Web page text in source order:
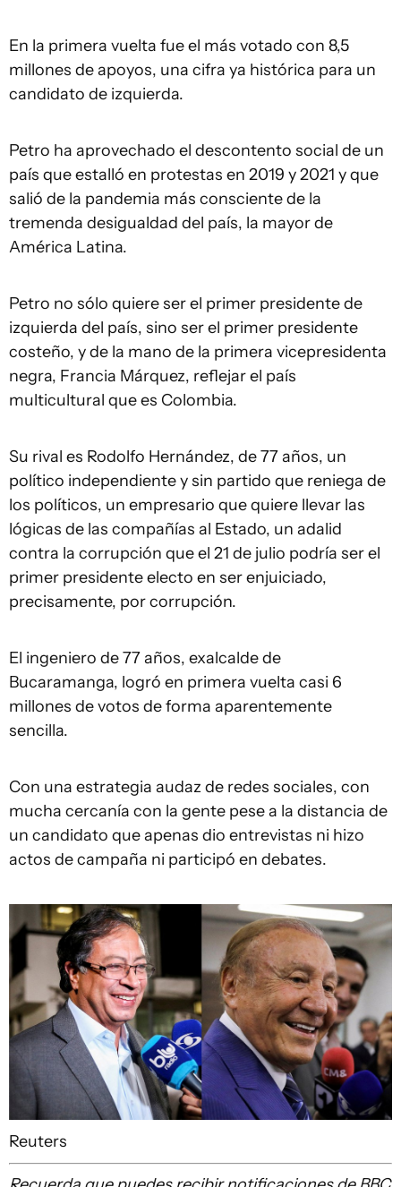
En la primera vuelta fue el más votado con 8,5
millones de apoyos, una cifra ya histórica para un
candidato de izquierda.
Petro ha aprovechado el descontento social de un
país que estalló en protestas en 2019 y 2021 y que
salió de la pandemia más consciente de la
tremenda desigualdad del país, la mayor de
América Latina.
Petro no sólo quiere ser el primer presidente de
izquierda del país, sino ser el primer presidente
costeño, y de la mano de la primera vicepresidenta
negra, Francia Márquez, reflejar el país
multicultural que es Colombia.
Su rival es Rodolfo Hernández, de 77 años, un
político independiente y sin partido que reniega de
los políticos, un empresario que quiere llevar las
lógicas de las compañías al Estado, un adalid
contra la corrupción que el 21 de julio podría ser el
primer presidente electo en ser enjuiciado,
precisamente, por corrupción.
El ingeniero de 77 años, exalcalde de
Bucaramanga, logró en primera vuelta casi 6
millones de votos de forma aparentemente
sencilla.
Con una estrategia audaz de redes sociales, con
mucha cercanía con la gente pese a la distancia de
un candidato que apenas dio entrevistas ni hizo
actos de campaña ni participó en debates.
Reuters